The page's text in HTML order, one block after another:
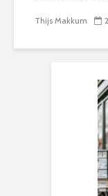
Thijs Makkum